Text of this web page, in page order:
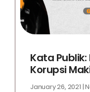
Kata
Korupsi
January 26, 2021